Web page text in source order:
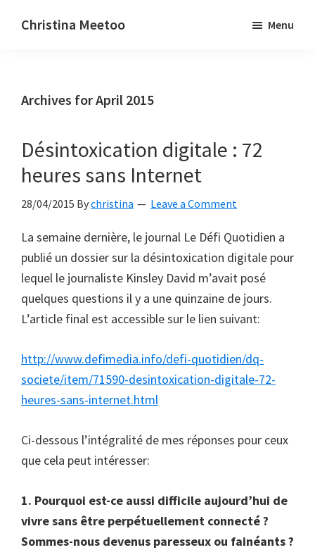
Christina Meetoo
and
Menu
Archives for April 2015
Désintoxication digitale : 72
heures sans Internet
28/04/2015 Bychristina Leave a Comment
La semaine dernière, le journal Le Défi Quotidien a
publié un dossier sur la désintoxication digitale pour
lequel le journaliste Kinsley David m’avait posé
quelques questions il y a une quinzaine de jours.
L’article final est accessible sur le lien suivant:
http://www.defimedia.info/defi-quotidien/dq-
societe/item/71590-desintoxication-digitale-72-
heures-sans-internet.html
Ci-dessous l’intégralité de mes réponses pour ceux
que cela peut intéresser:
1. Pourquoi est-ce aussi difficile aujourd’hui de
vivre sans être perpétuellement connecté ?
Sommes-nous devenus paresseux ou fainéants ?